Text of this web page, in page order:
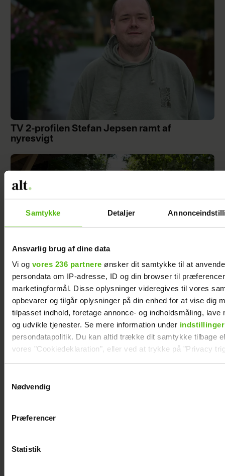
Samtykke Detaljer
Ansvarlig brug af dine data
Vi og vores 236 partnere ønsker dit samtykke til at
persondata om IP-adresse, ID og din browser til
marketingformål. Disse oplysninger videregives til vores
opbevarer og tilgår oplysninger på din enhed for at vise dig
tilpasset indhold, foretage annonce- og indholdsmåling, lave
og udvikle tjenester. Se mere information under indstillinger
persondatapolitik. Du kan altid trække dit samtykke tilbage
vores "Cookiedeklaration", eller ved at trykke på "Privacy
Vi anvender egne cookies og cookies fra tredjeparter til at
generere statistik og huske dine præferencer samt til brug
Nødvendig
Præferencer
Statistik
TV 2-profilen Stefan Jepsen ramt af
nyresvigt
Natasha Brock mødte sin mand på
Skanderborg